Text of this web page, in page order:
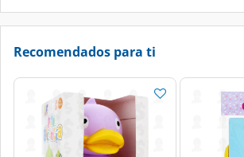
Recomendados para ti